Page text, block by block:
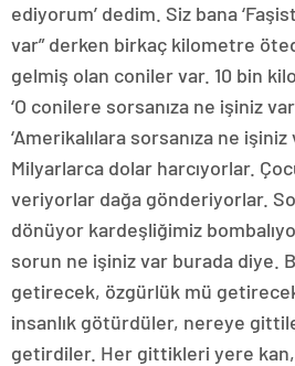
ediyorum’ dedim. Siz bana
var” derken birkaç kilometre
gelmiş olan coniler var. 10 bin
‘O conilere sorsanıza ne işiniz
‘Amerikalılara sorsanıza ne işiniz
Milyarlarca dolar harcıyorlar.
veriyorlar dağa gönderiyorlar.
dönüyor kardeşliğimiz
sorun ne işiniz var burada diye.
getirecek, özgürlük mü
insanlık götürdüler, nereye
getirdiler. Her gittikleri yere